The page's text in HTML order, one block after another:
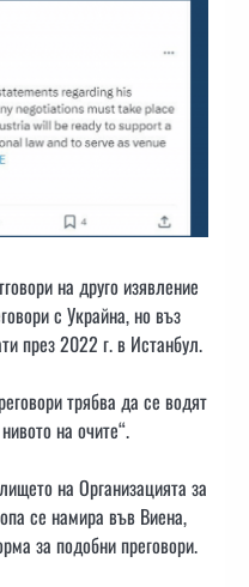
на друго изявление
с Украйна, но въз
през 2022 г. в Истанбул.
трябва да се водят
на очите“.
на Организацията за
се намира във Виена,
за подобни преговори.